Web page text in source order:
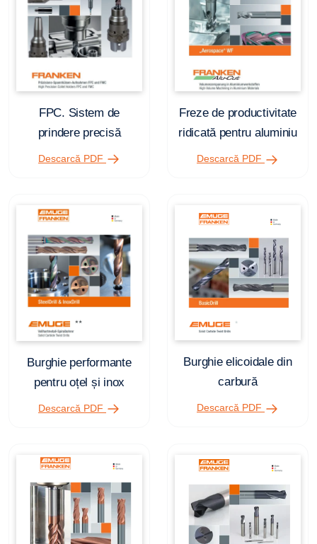
FPC. Sistem de
prindere precisă
Descarcă PDF
Freze de productivitate
ridicată pentru aluminiu
Descarcă PDF
Burghie performante
pentru oțel și inox
Descarcă PDF
Burghie elicoidale din
carbură
Descarcă PDF